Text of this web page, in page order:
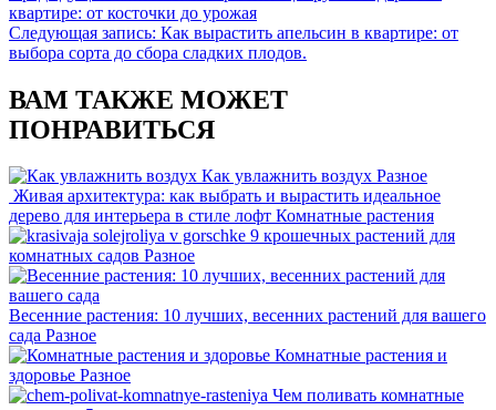
квартире: от косточки до урожая
Следующая запись: Как вырастить апельсин в квартире: от
выбора сорта до сбора сладких плодов.
ВАМ ТАКЖЕ МОЖЕТ
ПОНРАВИТЬСЯ
Как увлажнить воздух Разное
Живая архитектура: как выбрать и вырастить идеальное
дерево для интерьера в стиле лофт Комнатные растения
9 крошечных растений для
комнатных садов Разное
Весенние растения: 10 лучших, весенних растений для вашего
сада Разное
Комнатные растения и
здоровье Разное
Чем поливать комнатные